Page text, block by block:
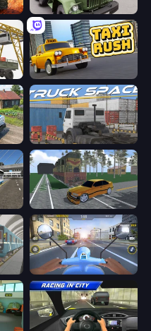
Truck Driver Easy Road
Taxi Rush
Truck Space
Obby: Car Crash Sandbox
Moto Racing Club